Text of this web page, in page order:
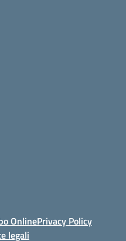
OnlinePrivacy Policy
legali